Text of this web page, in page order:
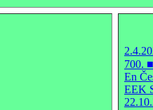
700.
En
EEK